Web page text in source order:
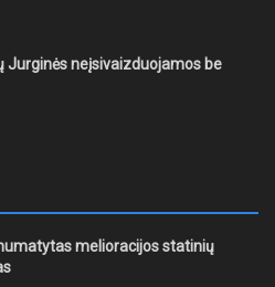
Jurginės neįsivaizduojamos be
melioracijos statinių